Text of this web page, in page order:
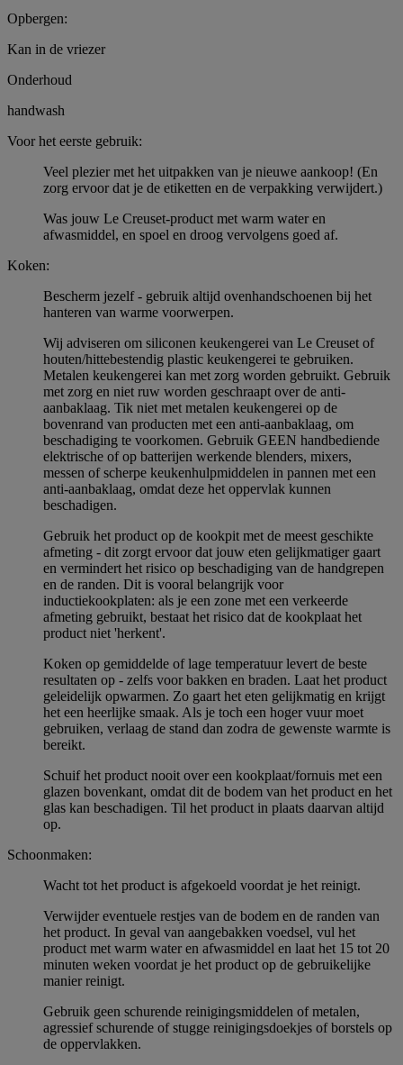
Opbergen:
Kan in de vriezer
Onderhoud
handwash
Voor het eerste gebruik:
Veel plezier met het uitpakken van je nieuwe aankoop! (En
zorg ervoor dat je de etiketten en de verpakking verwijdert.)
Was jouw Le Creuset-product met warm water en
afwasmiddel, en spoel en droog vervolgens goed af.
Koken:
Bescherm jezelf - gebruik altijd ovenhandschoenen bij het
hanteren van warme voorwerpen.
Wij adviseren om siliconen keukengerei van Le Creuset of
houten/hittebestendig plastic keukengerei te gebruiken.
Metalen keukengerei kan met zorg worden gebruikt. Gebruik
met zorg en niet ruw worden geschraapt over de anti-
aanbaklaag. Tik niet met metalen keukengerei op de
bovenrand van producten met een anti-aanbaklaag, om
beschadiging te voorkomen. Gebruik GEEN handbediende
elektrische of op batterijen werkende blenders, mixers,
messen of scherpe keukenhulpmiddelen in pannen met een
anti-aanbaklaag, omdat deze het oppervlak kunnen
beschadigen.
Gebruik het product op de kookpit met de meest geschikte
afmeting - dit zorgt ervoor dat jouw eten gelijkmatiger gaart
en vermindert het risico op beschadiging van de handgrepen
en de randen. Dit is vooral belangrijk voor
inductiekookplaten: als je een zone met een verkeerde
afmeting gebruikt, bestaat het risico dat de kookplaat het
product niet 'herkent'.
Koken op gemiddelde of lage temperatuur levert de beste
resultaten op - zelfs voor bakken en braden. Laat het product
geleidelijk opwarmen. Zo gaart het eten gelijkmatig en krijgt
het een heerlijke smaak. Als je toch een hoger vuur moet
gebruiken, verlaag de stand dan zodra de gewenste warmte is
bereikt.
Schuif het product nooit over een kookplaat/fornuis met een
glazen bovenkant, omdat dit de bodem van het product en het
glas kan beschadigen. Til het product in plaats daarvan altijd
op.
Schoonmaken:
Wacht tot het product is afgekoeld voordat je het reinigt.
Verwijder eventuele restjes van de bodem en de randen van
het product. In geval van aangebakken voedsel, vul het
product met warm water en afwasmiddel en laat het 15 tot 20
minuten weken voordat je het product op de gebruikelijke
manier reinigt.
Gebruik geen schurende reinigingsmiddelen of metalen,
agressief schurende of stugge reinigingsdoekjes of borstels op
de oppervlakken.